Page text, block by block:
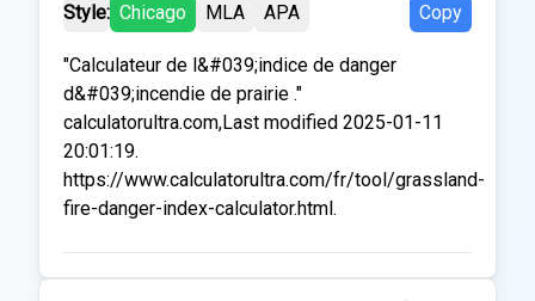
Style: Chicago MLA APA Copy
"Calculateur de l&#039;indice de danger
d&#039;incendie de prairie ."
calculatorultra.com,Last modified 2025-01-11
20:01:19.
https://www.calculatorultra.com/fr/tool/grassland-
fire-danger-index-calculator.html.